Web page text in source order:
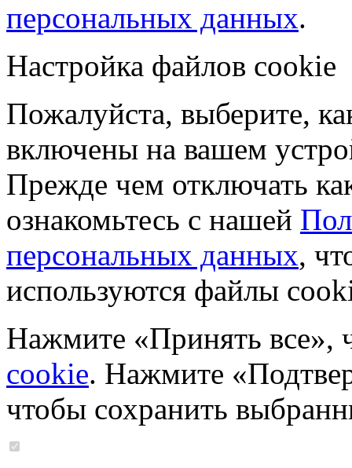
персональных данных.
Настройка файлов cookie
Пожалуйста, выберите,
включены на вашем
Прежде чем отключать
ознакомьтесь с нашей
персональных данных,
используются файлы
Нажмите «Принять все»,
cookie. Нажмите
чтобы сохранить